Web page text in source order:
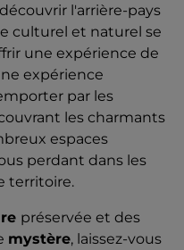
l'arrière-pays
culturel et naturel se
une expérience de
expérience
par les
les charmants
espaces
perdant dans les
territoire.
préservée et des
mystère, laissez-vous